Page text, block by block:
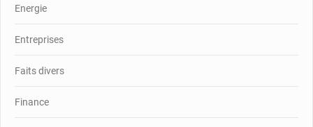
Energie
Entreprises
Faits divers
Finance